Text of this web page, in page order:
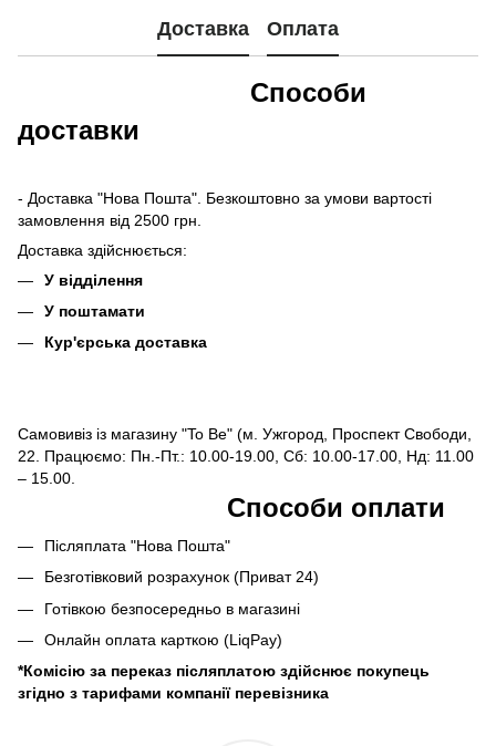
Доставка Оплата
Способи
доставки
- Доставка "Нова Пошта". Безкоштовно за умови вартості
замовлення від 2500 грн.
Доставка здійснюється:
У відділення
У поштамати
Кур'єрська доставка
Самовивіз із магазину "To Be" (м. Ужгород, Проспект Свободи,
22. Працюємо: Пн.-Пт.: 10.00-19.00, Сб: 10.00-17.00, Нд: 11.00
– 15.00.
Способи оплати
Післяплата "Нова Пошта"
Безготівковий розрахунок (Приват 24)
Готівкою безпосередньо в магазині
Онлайн оплата карткою (LiqPay)
*Комісію за переказ післяплатою здійснює покупець
згідно з тарифами компанії перевізника